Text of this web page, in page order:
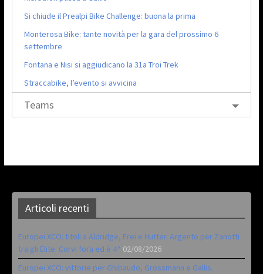
Si chiude il Prealpi Bike Challenge: buona la prima
Monterosa Bike: tante novità per la gara del prossimo 6
settembre
Fontana e Nisi si aggiudicano la 31a Troi Trek
Straccabike, l’evento si avvicina
Teams
Articoli recenti
Europei XCO: titoli a Aldridge, Frei e Hutter. Argento per Zanotti
tra gli Elite. Corvi fora ed è 4^ 02/08/2026
Europei XCO: vittorie per Ghibaudo, Grossmann e Gallis.